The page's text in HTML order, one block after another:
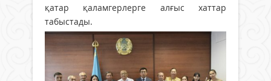
қатар қаламгерлерге алғыс хаттар
табыстады.